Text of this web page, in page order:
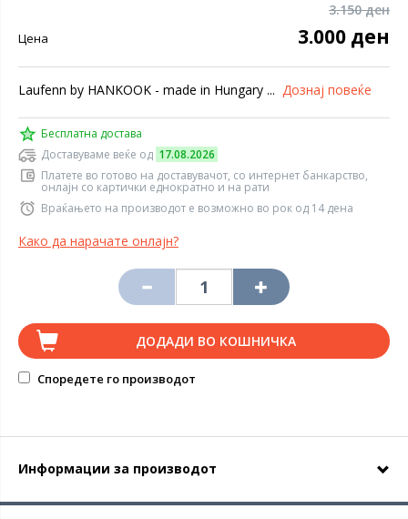
3.150 ден
Цена 3.000 ден
Laufenn by HANKOOK - made in Hungary ... Дознај повеќе
Бесплатна достава
Доставуваме веќе од 17.08.2026
Платете во готово на доставувачот, со интернет банкарство,
онлајн со картички еднократно и на рати
Враќањето на производот е возможно во рок од 14 дена
Како да нарачате онлајн?
ДОДАДИ ВО КОШНИЧКА
Споредете го производот
Информации за производот